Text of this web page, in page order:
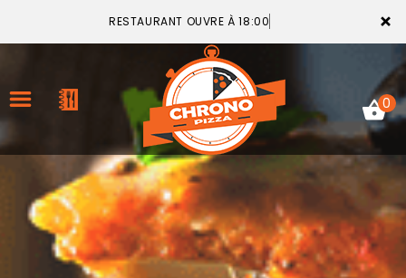
×
RESTAURANT OUVRE À 18:00
ACCUEIL
LA CARTE
0